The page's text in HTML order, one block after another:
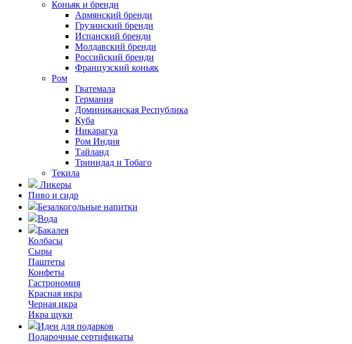
Коньяк и бренди
Армянский бренди
Грузинский бренди
Испанский бренди
Молдавский бренди
Российский бренди
Французский коньяк
Ром
Гватемала
Германия
Доминиканская Республика
Куба
Никарагуа
Ром Индия
Тайланд
Тринидад и Тобаго
Текила
Ликеры
Пиво и сидр
Безалкогольные напитки
Вода
Бакалея
Колбасы
Сыры
Паштеты
Конфеты
Гастрономия
Красная икра
Черная икра
Икра щуки
Идеи для подарков
Подарочные сертификаты